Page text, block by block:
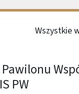
Wszystkie
PW